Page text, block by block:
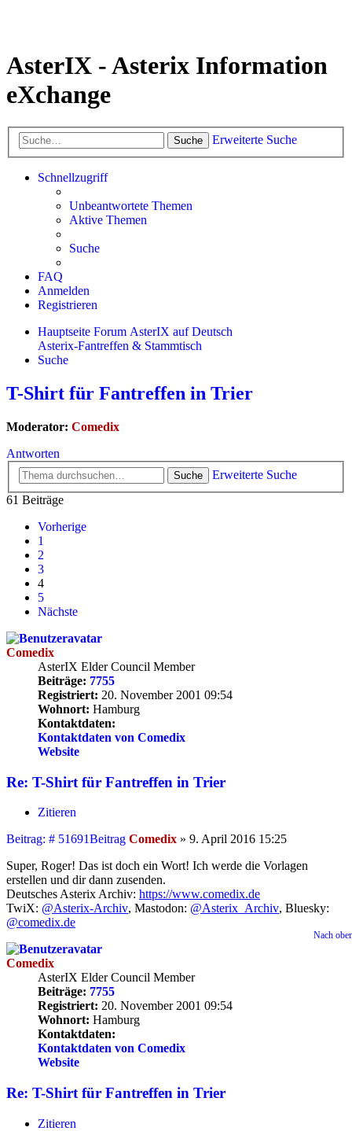
AsterIX - Asterix Information
eXchange
Suche Erweiterte Suche
Schnellzugriff
Unbeantwortete Themen
Aktive Themen
Suche
FAQ
Anmelden
Registrieren
Hauptseite Forum AsterIX auf Deutsch
Asterix-Fantreffen & Stammtisch
Suche
T-Shirt für Fantreffen in Trier
Moderator: Comedix
Antworten
Suche
Erweiterte Suche
61 Beiträge
Vorherige
1
2
3
4
5
Nächste
Comedix
AsterIX Elder Council Member
Beiträge: 7755
Registriert: 20. November 2001 09:54
Wohnort: Hamburg
Kontaktdaten:
Kontaktdaten von Comedix
Website
Re: T-Shirt für Fantreffen in Trier
Zitieren
Beitrag: # 51691Beitrag Comedix » 9. April 2016 15:25
Super, Roger! Das ist doch ein Wort! Ich werde die Vorlagen
erstellen und dir dann zusenden.
Deutsches Asterix Archiv: https://www.comedix.de
TwiX: @Asterix-Archiv, Mastodon: @Asterix_Archiv, Bluesky:
@comedix.de
Nach
Comedix
AsterIX Elder Council Member
Beiträge: 7755
Registriert: 20. November 2001 09:54
Wohnort: Hamburg
Kontaktdaten:
Kontaktdaten von Comedix
Website
Re: T-Shirt für Fantreffen in Trier
Zitieren